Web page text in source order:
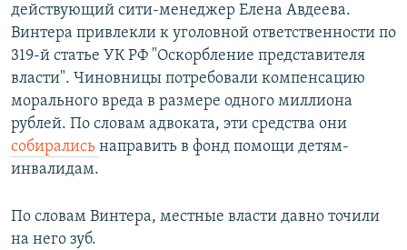
действующий сити-менеджер Елена Авдеева.
Винтера привлекли к уголовной ответственности по
319-й статье УК РФ "Оскорбление представителя
власти". Чиновницы потребовали компенсацию
морального вреда в размере одного миллиона
рублей. По словам адвоката, эти средства они
собирались направить в фонд помощи детям-
инвалидам.
По словам Винтера, местные власти давно точили
на него зуб.